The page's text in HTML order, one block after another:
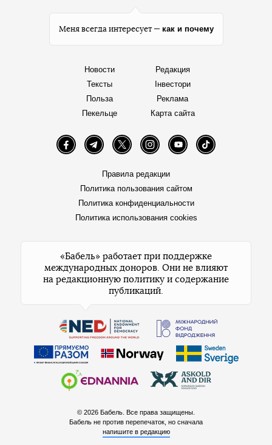
Меня всегда интересует — как и почему
Новости
Тексты
Польза
Пекельце
Редакция
Інвестори
Реклама
Карта сайта
FacebookTelegramTwitter InstagramYouTube TikTok
Правила редакции
Политика пользования сайтом
Политика конфиденциальности
Политика использования cookies
«Бабель» работает при поддержке
международных доноров. Они не влияют
на редакционную политику и содержание
публикаций.
© 2026 Бабель. Все права защищены.
Бабель не против перепечаток, но сначала
напишите в редакцию